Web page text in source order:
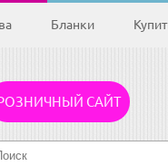
Бланки
САЙТ